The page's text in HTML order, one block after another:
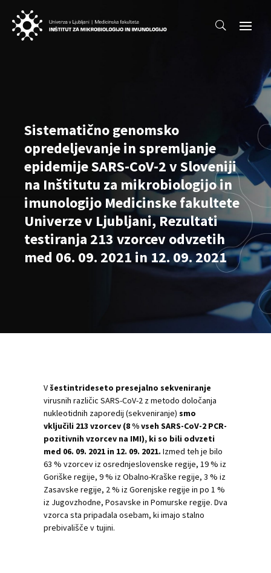
Sistematično genomsko
opredeljevanje in spremljanje
epidemije SARS-CoV-2 v Sloveniji
na Inštitutu za mikrobiologijo in
imunologijo Medicinske fakultete
Univerze v Ljubljani, Rezultati
testiranja 213 vzorcev odvzetih
med 06. 09. 2021 in 12. 09. 2021
Všestintrideseto presejalno sekveniranje
virusnih različic SARS-CoV-2 z metodo določanja
nukleotidnih zaporedij (sekveniranje) smo
vključili 213 vzorcev (8 % vseh SARS-CoV-2 PCR-
pozitivnih vzorcev na IMI), ki so bili odvzeti
med 06. 09. 2021 in 12. 09. 2021. Izmed teh je bilo
63 % vzorcev iz osrednjeslovenske regije, 19 % iz
Goriške regije, 9 % iz Obalno-Kraške regije, 3 % iz
Zasavske regije, 2 % iz Gorenjske regije in po 1 %
iz Jugovzhodne, Posavske in Pomurske regije. Dva
vzorca sta pripadala osebam, ki imajo stalno
prebivališče v tujini.